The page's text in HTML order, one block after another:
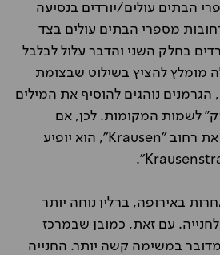
הבתים עולים/יורדים בנסיעה
מספרי הבתים עולים בצד
בחלק השני והדבר עלול לבלבל
מומלץ להציץ בשילוט שבצומת
נוהגים להוסיף את המילים
לשמות המקומות. לכן, אם
לדוגמא אתם מחפשים את רחוב "Krausen", הוא יופיע
באירופה, ברלין נוחה יותר
עם זאת, כמובן שבמרכז
מדובר במשימה קשה יותר. החנייה